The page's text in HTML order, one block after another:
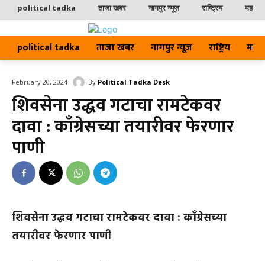
political tadka ताजा खबर नागपुर न्यूज़ राष्ट्रिय
political tadka ताजा खबर नागपुर न्यूज़ राष्ट्रिय
February 20, 2024 By Political Tadka Desk
शिवसेना उद्धव गटाचा रामटेकवर
दावा : काँग्रेसच्या तयारीवर फेरणार
पाणी
शिवसेना उद्धव गटाचा रामटेकवर दावा : काँग्रेसच्या
तयारीवर फेरणार पाणी